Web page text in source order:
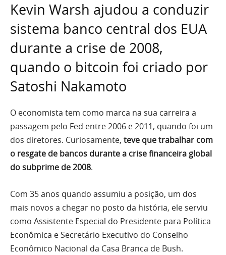
Kevin Warsh ajudou a conduzir
sistema banco central dos EUA
durante a crise de 2008,
quando o bitcoin foi criado por
Satoshi Nakamoto
O economista tem como marca na sua carreira a
passagem pelo Fed entre 2006 e 2011, quando foi um
dos diretores. Curiosamente, teve que trabalhar com
o resgate de bancos durante a crise financeira global
do subprime de 2008.
Com 35 anos quando assumiu a posição, um dos
mais novos a chegar no posto da história, ele serviu
como Assistente Especial do Presidente para Política
Econômica e Secretário Executivo do Conselho
Econômico Nacional da Casa Branca de Bush.